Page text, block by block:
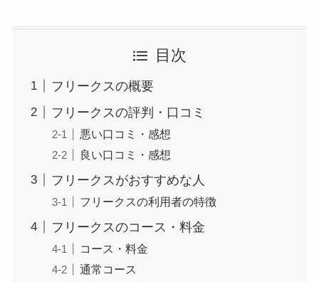
目次
フリークスの概要
フリークスの評判・口コミ
悪い口コミ・感想
良い口コミ・感想
フリークスがおすすめな人
フリークスの利用者の特徴
フリークスのコース・料金
コース・料金
通常コース